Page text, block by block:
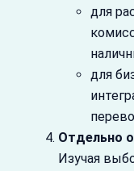
для
для
Отдельно
Изучая